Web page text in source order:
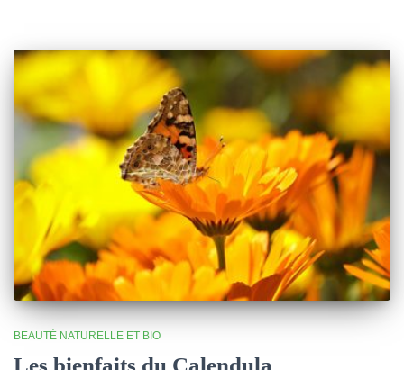
BEAUTÉ NATURELLE ET BIO
Les bienfaits du Calendula